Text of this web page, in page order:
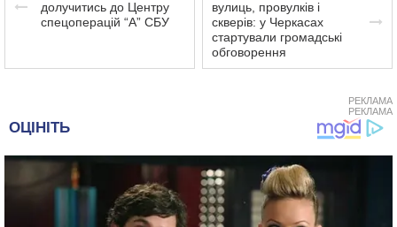
долучитись до Центру
спецоперацій “А” СБУ
вулиць, провулків і
скверів: у Черкасах
стартували громадські
обговорення
РЕКЛАМА
РЕКЛАМА